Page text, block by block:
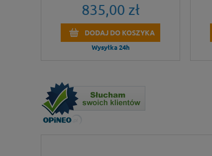
835,00 zł
DODAJ DO KOSZYKA
Wysyłka 24h